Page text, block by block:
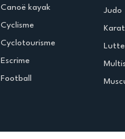
Canoë kayak
Cyclisme
Cyclotourisme
Escrime
Football
Judo
Lutte